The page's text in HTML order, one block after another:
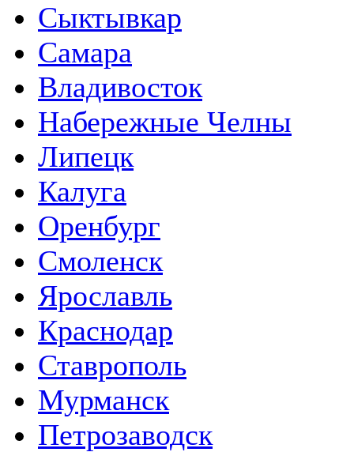
Сыктывкар
Самара
Владивосток
Набережные Челны
Липецк
Калуга
Оренбург
Смоленск
Ярославль
Краснодар
Ставрополь
Мурманск
Петрозаводск